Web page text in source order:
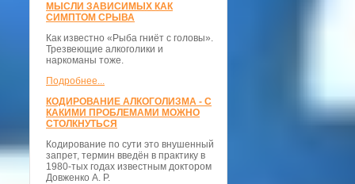
МЫСЛИ ЗАВИСИМЫХ КАК
СИМПТОМ СРЫВА
Как известно «Рыба гниёт с головы».
Трезвеющие алкоголики и
наркоманы тоже.
Подробнее...
КОДИРОВАНИЕ АЛКОГОЛИЗМА - С
КАКИМИ ПРОБЛЕМАМИ МОЖНО
СТОЛКНУТЬСЯ
Кодирование по сути это внушенный
запрет, термин введён в практику в
1980-тых годах известным доктором
Довженко А. Р.